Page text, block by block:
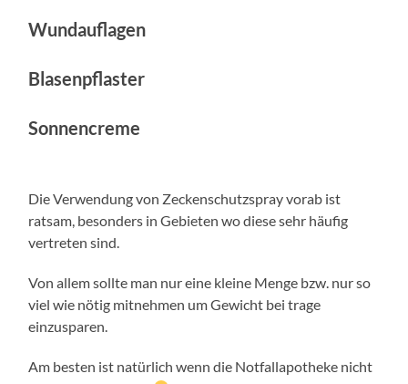
Wundauflagen
Blasenpflaster
Sonnencreme
Die Verwendung von Zeckenschutzspray vorab ist
ratsam, besonders in Gebieten wo diese sehr häufig
vertreten sind.
Von allem sollte man nur eine kleine Menge bzw. nur so
viel wie nötig mitnehmen um Gewicht bei trage
einzusparen.
Am besten ist natürlich wenn die Notfallapotheke nicht